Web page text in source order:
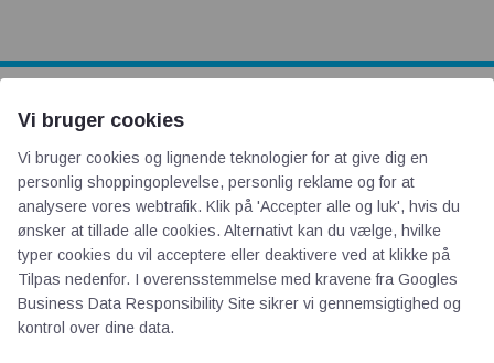
AOT
Om os
Priser
Kontakt
Persondata
Vi bruger cookies
Vi bruger cookies og lignende teknologier for at give dig en
personlig shoppingoplevelse, personlig reklame og for at
analysere vores webtrafik. Klik på 'Accepter alle og luk', hvis du
ønsker at tillade alle cookies. Alternativt kan du vælge, hvilke
typer cookies du vil acceptere eller deaktivere ved at klikke på
Tilpas nedenfor. I overensstemmelse med kravene fra Googles
Business Data Responsibility Site sikrer vi gennemsigtighed og
kontrol over dine data.